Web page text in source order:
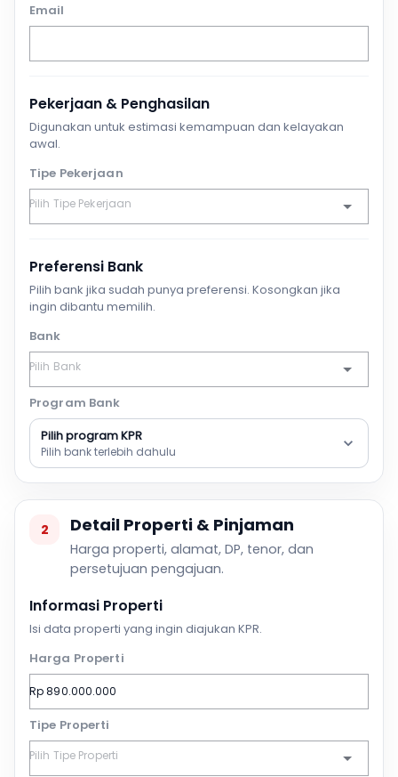
Email
Pekerjaan & Penghasilan
Digunakan untuk estimasi kemampuan dan kelayakan
awal.
Tipe Pekerjaan
Preferensi Bank
Pilih bank jika sudah punya preferensi. Kosongkan jika
ingin dibantu memilih.
Bank
Program Bank
Pilih program KPR
Pilih bank terlebih dahulu
2 Detail Properti & Pinjaman
Harga properti, alamat, DP, tenor, dan
persetujuan pengajuan.
Informasi Properti
Isi data properti yang ingin diajukan KPR.
Harga Properti
Tipe Properti